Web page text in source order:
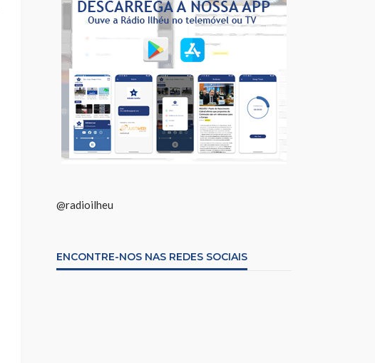
@radioilheu
ENCONTRE-NOS NAS REDES SOCIAIS